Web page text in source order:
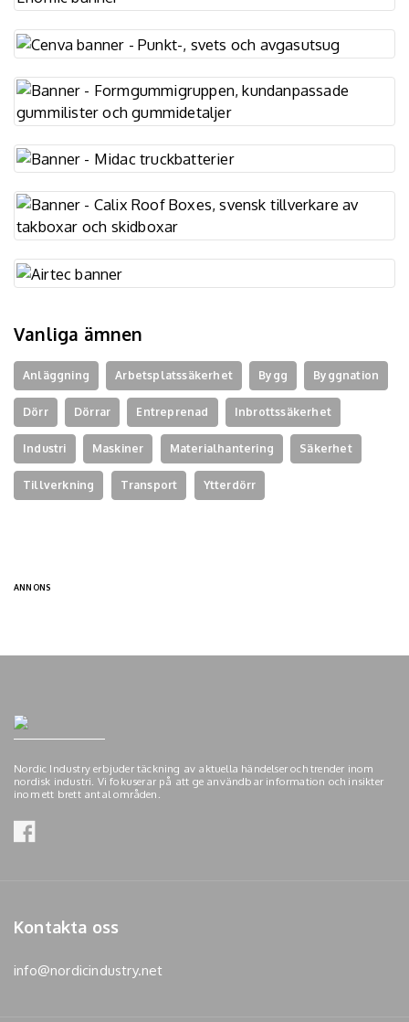
Vanliga ämnen
Anläggning Arbetsplatssäkerhet Bygg Byggnation
Dörr Dörrar Entreprenad Inbrottssäkerhet
Industri Maskiner Materialhantering Säkerhet
Tillverkning Transport Ytterdörr
ANNONS
Nordic Industry erbjuder täckning av aktuella händelser och trender inom
nordisk industri. Vi fokuserar på att ge användbar information och insikter
inom ett brett antal områden.
Kontakta oss
info@nordicindustry.net